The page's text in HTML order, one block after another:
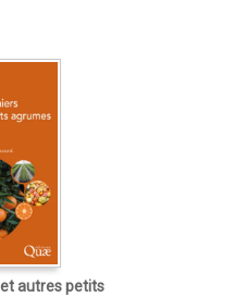
autres petits